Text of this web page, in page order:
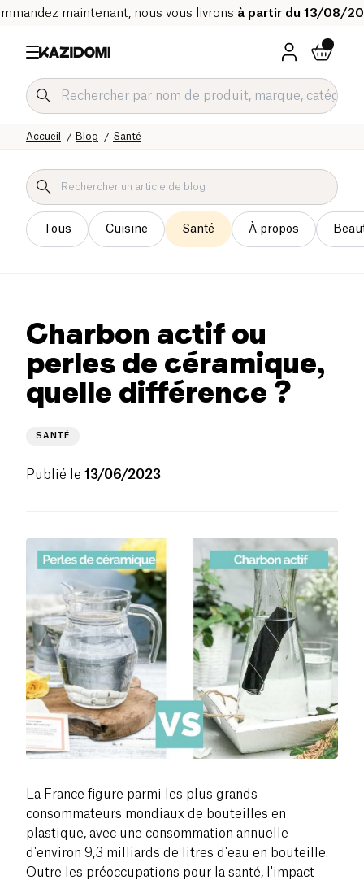
maintenant, nous vous livrons à partir du 13/08/
Santé
Blog
Accueil
Tous Cuisine Santé À propos
Charbon actif ou
perles de céramique,
quelle différence ?
SANTÉ
Publié le 13/06/2023
La France figure parmi les plus grands
consommateurs mondiaux de bouteilles en
plastique, avec une consommation annuelle
d'environ 9,3 milliards de litres d'eau en bouteille.
Outre les préoccupations pour la santé, l'impact